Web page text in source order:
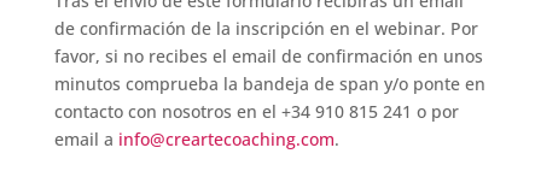
de confirmación de la inscripción en el webinar. Por
favor, si no recibes el email de confirmación en unos
minutos comprueba la bandeja de span y/o ponte en
contacto con nosotros en el +34 910 815 241 o por
email a info@creartecoaching.com.